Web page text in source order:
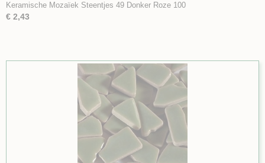
Keramische Mozaïek Steentjes 49 Donker Roze 100
€ 2,43